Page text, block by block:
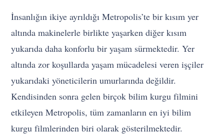
İnsanlığın ikiye ayrıldığı Metropolis’te bir kısım yer
altında makinelerle birlikte yaşarken diğer kısım
yukarıda daha konforlu bir yaşam sürmektedir. Yer
altında zor koşullarda yaşam mücadelesi veren işçiler
yukarıdaki yöneticilerin umurlarında değildir.
Kendisinden sonra gelen birçok bilim kurgu filmini
etkileyen Metropolis, tüm zamanların en iyi bilim
kurgu filmlerinden biri olarak gösterilmektedir.